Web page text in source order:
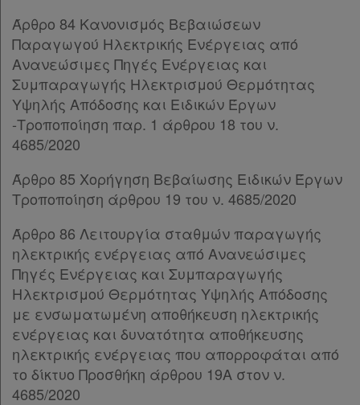
Παρ.8
Άρθρο 43 [-]
Παρ.1
Παρ.2
Άρθρο 44
Άρθρο 45
Άρθρο 48
Άρθρο 49
Άρθρο 50
ΚΕΦΑΛΑΙΟ Ι΄ [-]
Άρθρο 51 [-]
Παρ.1
Παρ.2
Παρ.3
Παρ.4
Άρθρο 52 [-]
Παρ.1
Άρθρο 84 Κανονισμός Βεβαιώσεων
Παραγωγού Ηλεκτρικής Ενέργειας από
Ανανεώσιμες Πηγές Ενέργειας και
Συμπαραγωγής Ηλεκτρισμού Θερμότητας
Υψηλής Απόδοσης και Ειδικών Έργων
-Τροποποίηση παρ. 1 άρθρου 18 του ν.
4685/2020
Άρθρο 85 Χορήγηση Βεβαίωσης Ειδικών Έργων
Τροποποίηση άρθρου 19 του ν. 4685/2020
Άρθρο 86 Λειτουργία σταθμών παραγωγής
ηλεκτρικής ενέργειας από Ανανεώσιμες
Πηγές Ενέργειας και Συμπαραγωγής
Ηλεκτρισμού Θερμότητας Υψηλής Απόδοσης
με ενσωματωμένη αποθήκευση ηλεκτρικής
ενέργειας και δυνατότητα αποθήκευσης
ηλεκτρικής ενέργειας που απορροφάται από
το δίκτυο Προσθήκη άρθρου 19Α στον ν.
4685/2020